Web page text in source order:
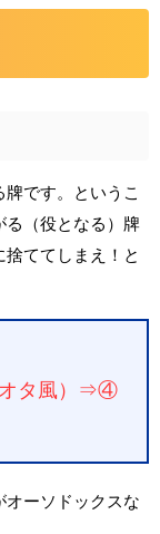
です。というこ
る（役となる）牌
ててしまえ！と
タ風）⇒④
オーソドックスな